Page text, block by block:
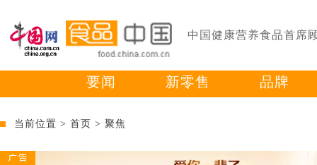
中国健康营养食品首席
要闻 新零售 品牌
当前位置 > 首页 > 聚焦